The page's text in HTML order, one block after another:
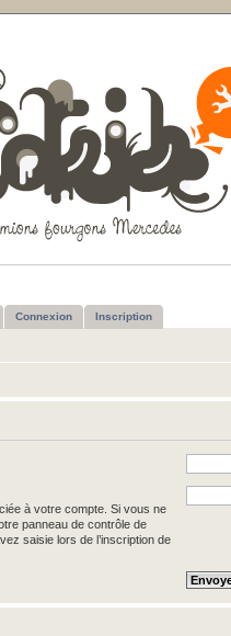
Connexion Inscription
à votre compte. Si vous ne
panneau de contrôle de
saisie lors de l’inscription de